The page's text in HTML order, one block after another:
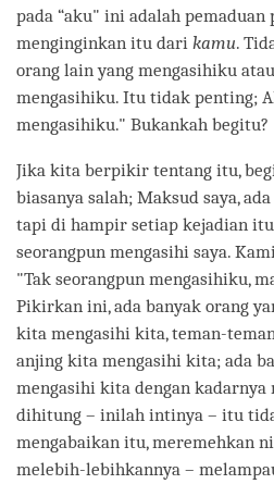
pada “aku" ini adalah pemaduan
menginginkan itu dari kamu.
orang lain yang mengasihiku
mengasihiku. Itu tidak penting;
mengasihiku." Bukankah begitu?
Jika kita berpikir tentang itu,
biasanya salah; Maksud saya,
tapi di hampir setiap kejadian
seorangpun mengasihi saya.
"Tak seorangpun mengasihiku,
Pikirkan ini, ada banyak orang
kita mengasihi kita, teman-
anjing kita mengasihi kita; ada
mengasihi kita dengan
dihitung – inilah intinya – itu
mengabaikan itu, meremehkan
melebih-lebihkannya –